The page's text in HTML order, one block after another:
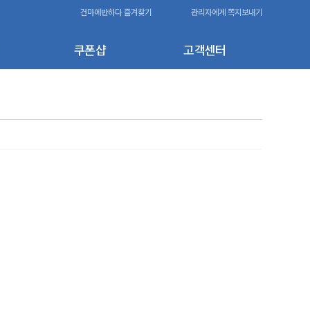
쿠폰샵 고객센터
건마에반하다 즐겨찾기 관리자에게 쪽지보내기